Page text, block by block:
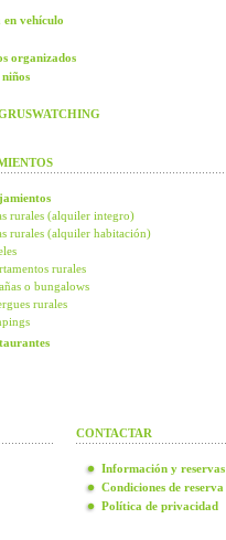
vehículo
organizados
rurales (alquiler integro)
rurales (alquiler habitación)
rurales
o bungalows
rurales
CONTACTAR
Información y reservas
Condiciones de reserva
Política de privacidad